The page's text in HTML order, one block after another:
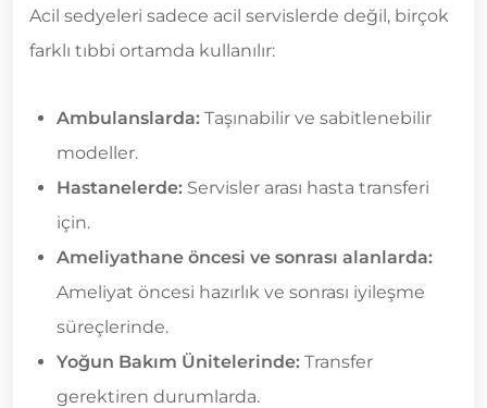
Acil sedyeleri sadece acil servislerde değil, birçok
farklı tıbbi ortamda kullanılır:
Ambulanslarda: Taşınabilir ve sabitlenebilir
modeller.
Hastanelerde: Servisler arası hasta transferi
için.
Ameliyathane öncesi ve sonrası alanlarda:
Ameliyat öncesi hazırlık ve sonrası iyileşme
süreçlerinde.
Yoğun Bakım Ünitelerinde: Transfer
gerektiren durumlarda.